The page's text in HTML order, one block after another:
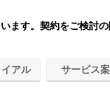
ます。契約をご検討の
アル サービス